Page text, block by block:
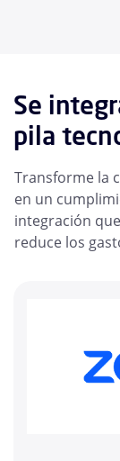
Se
pila
Transforme la
en un
integración
reduce los